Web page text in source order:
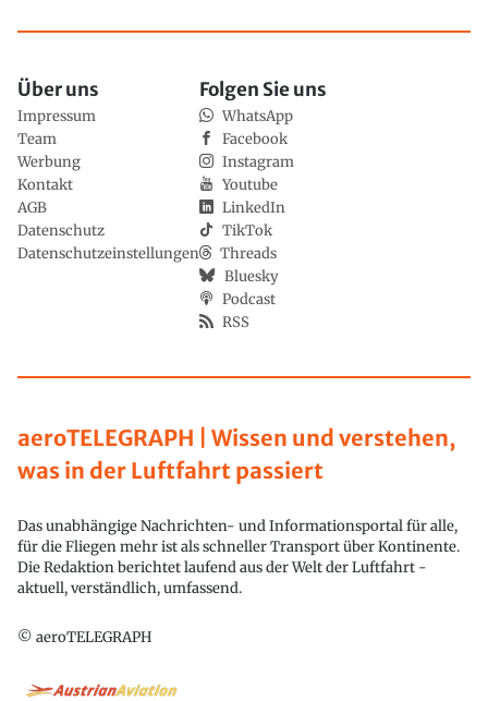
aeroTELEGRAPH | Wissen und verstehen,
was in der Luftfahrt passiert
Das unabhängige Nachrichten- und Informationsportal für alle,
für die Fliegen mehr ist als schneller Transport über Kontinente.
Die Redaktion berichtet laufend aus der Welt der Luftfahrt -
aktuell, verständlich, umfassend.
© aeroTELEGRAPH
Über uns
Impressum
Team
Werbung
Kontakt
AGB
Datenschutz
Datenschutzeinstellungen
Folgen Sie uns
WhatsApp
Facebook
Instagram
Youtube
LinkedIn
TikTok
Threads
Bluesky
Podcast
RSS